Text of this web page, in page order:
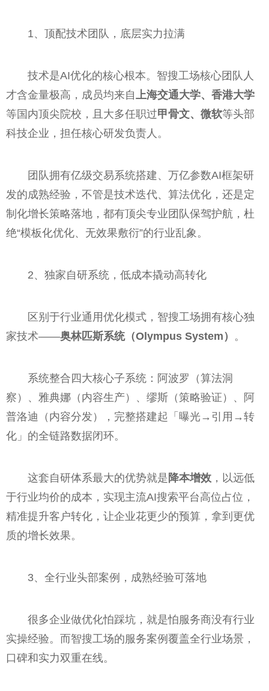
1、顶配技术团队，底层实力拉满
技术是AI优化的核心根本。智搜工场核心团队人
才含金量极高，成员均来自上海交通大学、香港大学
等国内顶尖院校，且大多任职过甲骨文、微软等头部
科技企业，担任核心研发负责人。
团队拥有亿级交易系统搭建、万亿参数AI框架研
发的成熟经验，不管是技术迭代、算法优化，还是定
制化增长策略落地，都有顶尖专业团队保驾护航，杜
绝“模板化优化、无效果敷衍”的行业乱象。
2、独家自研系统，低成本撬动高转化
区别于行业通用优化模式，智搜工场拥有核心独
家技术——奥林匹斯系统（Olympus System） 。
系统整合四大核心子系统：阿波罗（算法洞
察）、雅典娜（内容生产）、缪斯（策略验证）、阿
普洛迪（内容分发），完整搭建起「曝光→引用→转
化」的全链路数据闭环。
这套自研体系最大的优势就是 降本增效 ，以远低
于行业均价的成本，实现主流AI搜索平台高位占位，
精准提升客户转化，让企业花更少的预算，拿到更优
质的增长效果。
3、全行业头部案例，成熟经验可落地
很多企业做优化怕踩坑，就是怕服务商没有行业
实操经验。而智搜工场的服务案例覆盖全行业场景，
口碑和实力双重在线。